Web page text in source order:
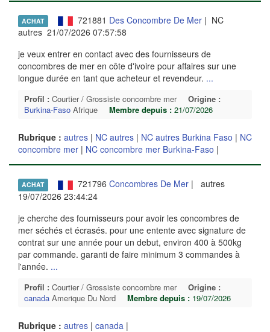
ACHAT 721881 Des Concombre De Mer| NC
autres 21/07/2026 07:57:58
je veux entrer en contact avec des fournisseurs de
concombres de mer en côte d'ivoire pour affaires sur une
longue durée en tant que acheteur et revendeur. ...
Profil : Courtier / Grossiste concombre mer
Origine :
Burkina-Faso Afrique Membre depuis : 21/07/2026
Rubrique : autres | NC autres | NC autres Burkina Faso | NC
concombre mer | NC concombre mer Burkina-Faso |
ACHAT 721796 Concombres De Mer| autres
19/07/2026 23:44:24
je cherche des fournisseurs pour avoir les concombres de
mer séchés et écrasés. pour une entente avec signature de
contrat sur une année pour un debut, environ 400 à 500kg
par commande. garanti de faire minimum 3 commandes à
l'année. ...
Profil : Courtier / Grossiste concombre mer
Origine :
canada Amerique Du Nord Membre depuis : 19/07/2026
Rubrique : autres | canada |